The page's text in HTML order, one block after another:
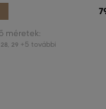
méretek:
28 29 +5 további